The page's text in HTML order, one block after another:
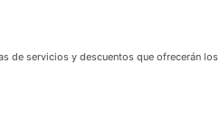
de servicios y descuentos que ofrecerán